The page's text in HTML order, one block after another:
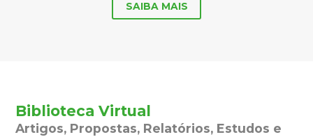
SAIBA MAIS
Biblioteca Virtual
Artigos, Propostas, Relatórios, Estudos e